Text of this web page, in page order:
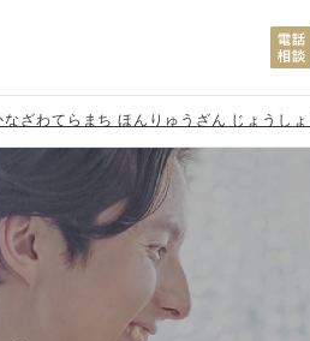
ざわてらまち ほんりゅうざん じょうし